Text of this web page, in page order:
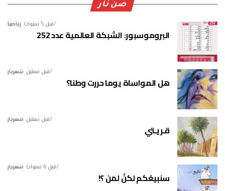
صن نار
رياضيا قبل 5 سنوات
البروموسبور: الشبكة العالمية عدد 252
شعريار قبل سنتين
هل المواساة يوما حررت وطنا؟
شعريار قبل سنتين
قـريـتي
شعريار قبل 6 سنوات
سنبيعُكم لكنْ لمَن ؟!